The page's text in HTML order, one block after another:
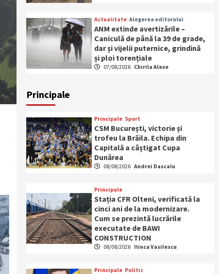
Actualitate Alegerea editorului
ANM extinde avertizările –
Caniculă de până la 39 de grade,
dar și vijelii puternice, grindină
și ploi torențiale
07/08/2026 Chirila Alexe
Principale
Principale Sport
CSM București, victorie și
trofeu la Brăila. Echipa din
Capitală a câștigat Cupa
Dunărea
08/08/2026 Andrei Dascalu
Principale
Stația CFR Olteni, verificată la
cinci ani de la modernizare.
Cum se prezintă lucrările
executate de BAWI
CONSTRUCTION
08/08/2026 Ilinca Vasilescu
Principale Politic